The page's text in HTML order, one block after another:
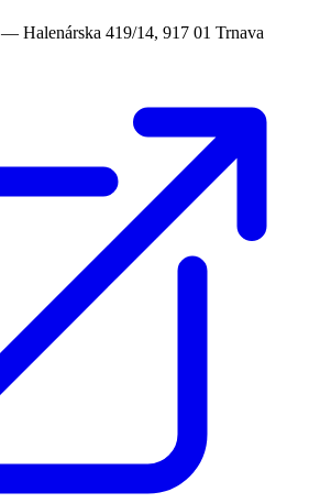
— Halenárska 419/14, 917 01 Trnava